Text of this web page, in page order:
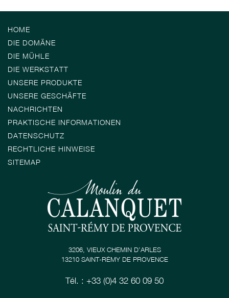
HOME
DIE DOMÄNE
DIE MÜHLE
DIE WERKSTATT
UNSERE PRODUKTE
UNSERE GESCHÄFTE
NACHRICHTEN
PRAKTISCHE INFORMATIONEN
DATENSCHUTZ
RECHTLICHE HINWEISE
SITEMAP
3206, VIEUX CHEMIN D’ARLES
13210 SAINT-RÉMY DE PROVENCE
Tél. : +33 (0)4 32 60 09 50